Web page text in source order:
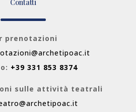
Contatti
prenotazioni
+39 331 853 8374
sulle attività teatrali